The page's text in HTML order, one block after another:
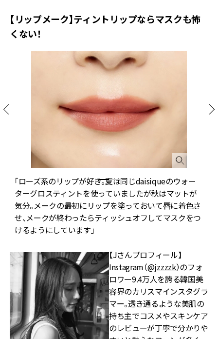
【リップメーク】ティントリップならマスクも怖
くない！
「ローズ系のリップが好き。夏は同じdaisiqueのウォー
ターグロスティントを使っていましたが秋はマットが
気分。メークの最初にリップを塗っておいて唇に着色さ
せ、メークが終わったらティッシュオフしてマスクをつ
けるようにしています」
【Jさんプロフィール】
Instagram（@jzzzzk）のフォ
ロワー9.4万人を誇る韓国美
容界のカリスマインスタグラ
マー。透き通るような美肌の
持ち主でコスメやスキンケア
のレビューが丁寧で分かりや